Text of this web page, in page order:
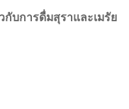
กับการดื่มสุราและเมรัย